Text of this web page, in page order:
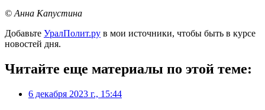
© Анна Капустина
Добавьте УралПолит.ру в мои источники, чтобы быть в курсе
новостей дня.
Читайте еще материалы по этой теме:
6 декабря 2023 г., 15:44